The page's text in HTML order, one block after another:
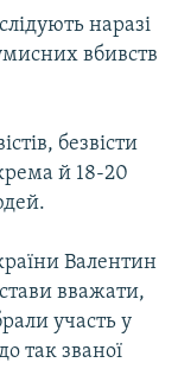
наразі
вбивств
безвісти
й 18-20
Валентин
вважати,
участь у
так званої